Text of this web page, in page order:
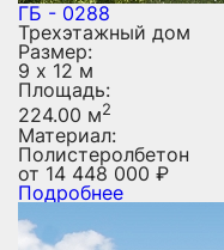
ГБ - 0288
Трехэтажный дом
Размер:
9 х 12 м
Площадь:
224.00 м2
Материал:
Полистеролбетон
от 14 448 000 ₽
Подробнее